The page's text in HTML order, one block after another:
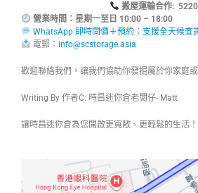
搬屋運輸合作:
營業時間：星期一至日 10:00 – 18:00
WhatsApp 即時問價＋預約：支援全天候查
電郵： info@scstorage.asia
歡迎聯絡我們，讓我們協助你發掘屬於你家庭
Writing By 作者C: 時昌迷你倉老闆仔- Matt
讓時昌迷你倉為您開啟更寬敞、更輕鬆的生活！